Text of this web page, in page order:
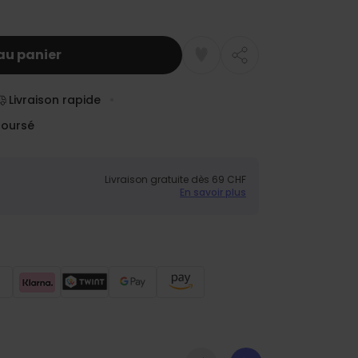
panier
Livraison rapide
Livraison gratuite dès 69 CHF
En savoir plus